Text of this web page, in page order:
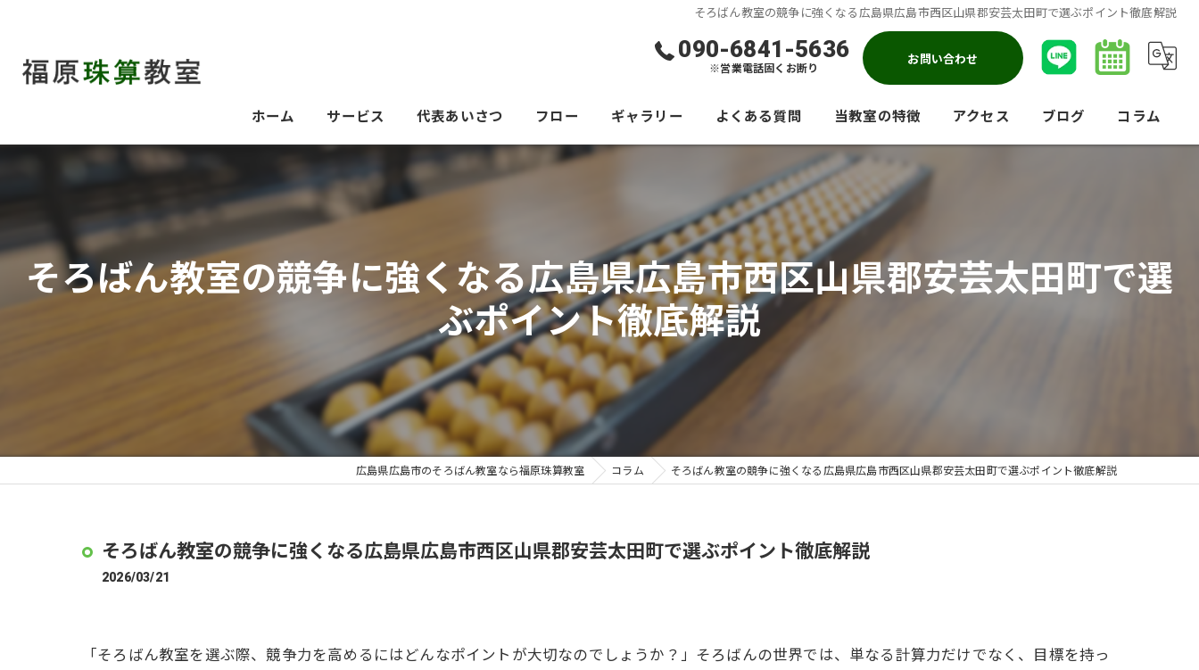
そろばん教室の競争に強くなる広島県広島市西区山県郡安芸太田町で選ぶポイント徹底解説
090-6841-5636
※営業電話固くお断り
お問い合わせ
ホーム サービス 代表あいさつ フロー ギャラリー よくある質問 当教室の特徴
競技会
大人
アクセス ブログ コラム
そろばん教室の競争に強くなる広島県広島市西区山県郡安芸太田町で選
ぶポイント徹底解説
広島県広島市のそろばん教室なら福原珠算教室 コラム そろばん教室の競争に強くなる広島県広島市西区山県郡安芸太田町で選ぶポイント徹底解説
そろばん教室の競争に強くなる広島県広島市西区山県郡安芸太田町で選ぶポイント徹底解説
2026/03/21
「そろばん教室を選ぶ際、競争力を高めるにはどんなポイントが大切なのでしょうか？」そろばんの世界では、単なる計算力だけでなく、目標を持っ